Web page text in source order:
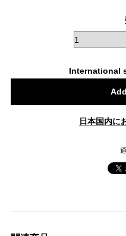
International
日本国内に